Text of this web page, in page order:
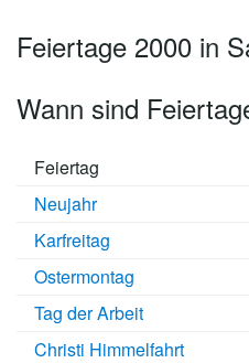
Feiertage 2000 in
Wann sind
Feiertag
Neujahr
Karfreitag
Ostermontag
Tag der Arbeit
Christi Himmelfahrt